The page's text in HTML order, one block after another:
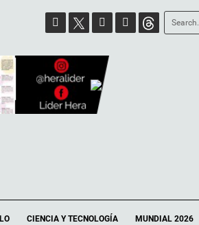
CIENCIA Y TECNOLOGÍA MUNDIAL 2026